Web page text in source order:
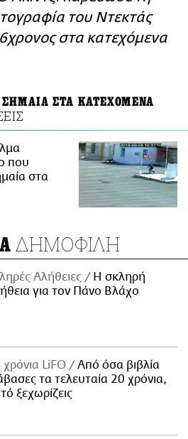
του Ντεκτάς
στα κατεχόμενα
ΣΗΜΑΙΑ ΣΤΑ ΚΑΤΕΧΟΜΕΝΑ
που
στα
ΔΗΜΟΦΙΛΗ
Αλήθειες
H σκληρή
για τον Πάνο Βλάχο
χρόνια LiFO
Από όσα βιβλία
τα τελευταία 20 χρόνια,
ξεχωρίζεις